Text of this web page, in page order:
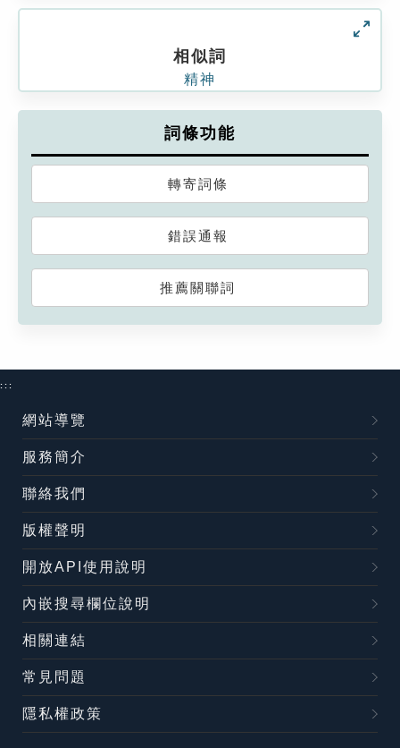
相似詞
精神
詞條功能
轉寄詞條
錯誤通報
推薦關聯詞
:::
網站導覽
服務簡介
聯絡我們
版權聲明
開放API使用說明
內嵌搜尋欄位說明
相關連結
常見問題
隱私權政策